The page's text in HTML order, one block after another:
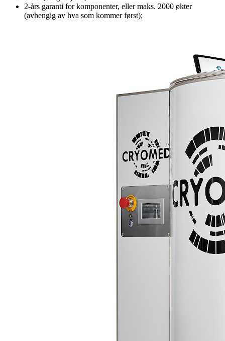
2-års garanti for komponenter, eller maks. 2000 økter
(avhengig av hva som kommer først);